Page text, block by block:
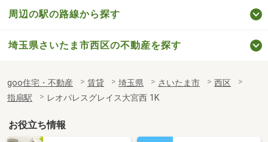
周辺の駅の路線から探す
埼玉県さいたま市西区の不動産を探す
goo住宅・不動産 賃貸 埼玉県 さいたま市
西区
指扇駅
レオパレスグレイス大宮西 1K
お役立ち情報